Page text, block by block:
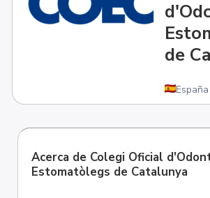
de
España
Acerca de Colegi Oficial
Estomatòlegs de Catalunya